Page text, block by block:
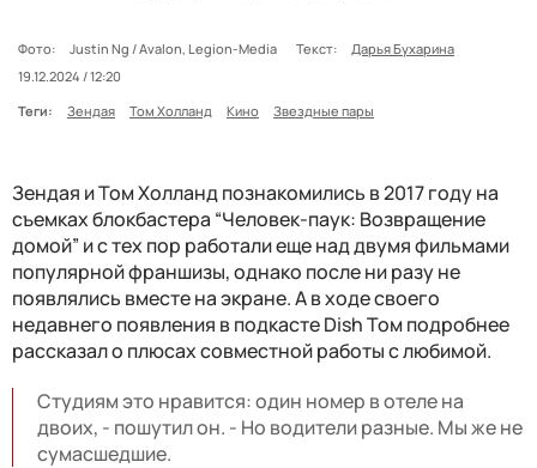
Фото: Justin Ng / Avalon, Legion-Media Текст:
Дарья Бухарина
19.12.2024 / 12:20
Теги:
Зендая Том Холланд Кино Звездные пары
Зендая и Том Холланд познакомились в 2017 году на
съемках блокбастера “Человек-паук: Возвращение
домой” и с тех пор работали еще над двумя фильмами
популярной франшизы, однако после ни разу не
появлялись вместе на экране. А в ходе своего
недавнего появления в подкасте Dish Том подробнее
рассказал о плюсах совместной работы с любимой.
Студиям это нравится: один номер в отеле на
двоих, - пошутил он. - Но водители разные. Мы же не
сумасшедшие.